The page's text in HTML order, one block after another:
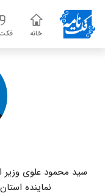
خانه
سید محمود علوی وزیر
نماینده